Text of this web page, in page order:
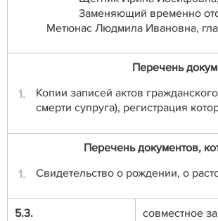
Заменяющий временно
Метюнас Людмила Ивановна,
Перечень
Копии записей актов
смерти супруга), регистрация
Перечень документов,
Свидетельство о рождении, о
5.3.
совместное